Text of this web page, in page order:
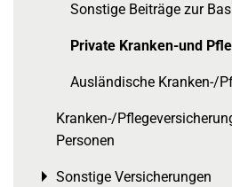
Sonstige Beiträge zur
Private Kranken-und
Ausländische Kranken-/
Kranken-/
Personen
Sonstige Versicherungen
Toggle menu